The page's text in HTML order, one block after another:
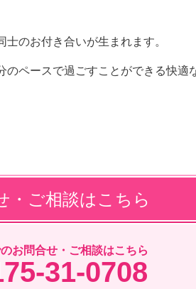
のお付き合いが生まれます。
ペースで過ごすことができる快適
・ご相談はこちら
お問合せ・ご相談はこちら
31-0708